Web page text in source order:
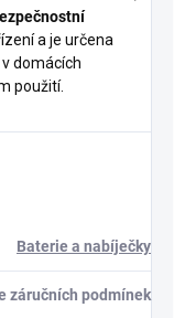
a je určena
domácích
použití.
Baterie a nabíječky
záručních podmínek